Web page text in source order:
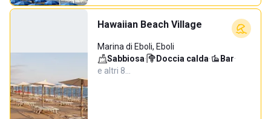
Hawaiian Beach Village
Marina di Eboli, Eboli
Sabbiosa· Doccia calda· Bar·
e altri 8…